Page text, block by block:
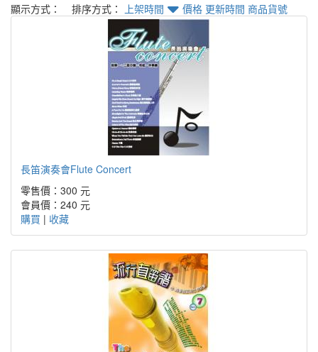
顯示方式：
排序方式： 上架時間 價格 更新時間 商品貨號
長笛演奏會Flute Concert
零售價：300 元
會員價：240 元
購買 | 收藏